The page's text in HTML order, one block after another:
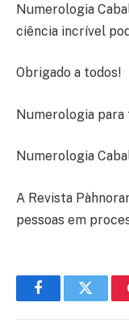
Numerologia
ciência incrível
Obrigado a todos!
Numerologia para
Numerologia
A Revista
pessoas em
FacebookTwitter